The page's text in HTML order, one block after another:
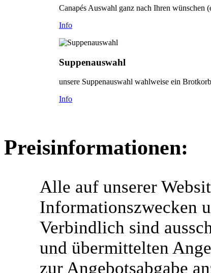
Canapés Auswahl ganz nach Ihren wünschen
Info
Suppenauswahl
unsere Suppenauswahl wahlweise ein
Info
Preisinformationen:
Alle auf unserer
Informationszwecken
Verbindlich sind
und übermittelten
zur Angebotsabgabe